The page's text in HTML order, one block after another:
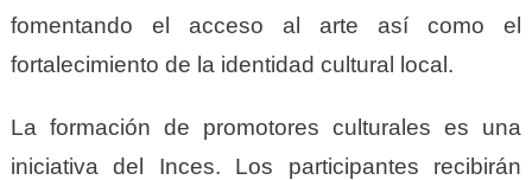
fomentando el acceso al arte así como el
fortalecimiento de la identidad cultural local.
La formación de promotores culturales es una
iniciativa del Inces. Los participantes recibirán